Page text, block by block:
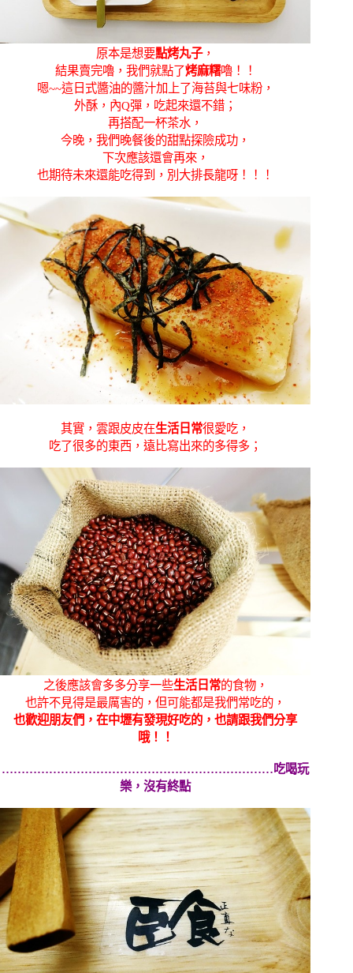
原本是想要點烤丸子，
結果賣完嚕，我們就點了烤麻糬嚕！！
嗯~~這日式醬油的醬汁加上了海苔與七味粉，
外酥，內Q彈，吃起來還不錯；
再搭配一杯茶水，
今晚，我們晚餐後的甜點探險成功，
下次應該還會再來，
也期待未來還能吃得到，別大排長龍呀！！！
其實，雲跟皮皮在生活日常很愛吃，
吃了很多的東西，遠比寫出來的多得多；
之後應該會多多分享一些生活日常的食物，
也許不見得是最厲害的，但可能都是我們常吃的，
也歡迎朋友們，在中壢有發現好吃的，也請跟我們分享
哦！！
……………………………………………………………吃喝玩
樂，沒有終點